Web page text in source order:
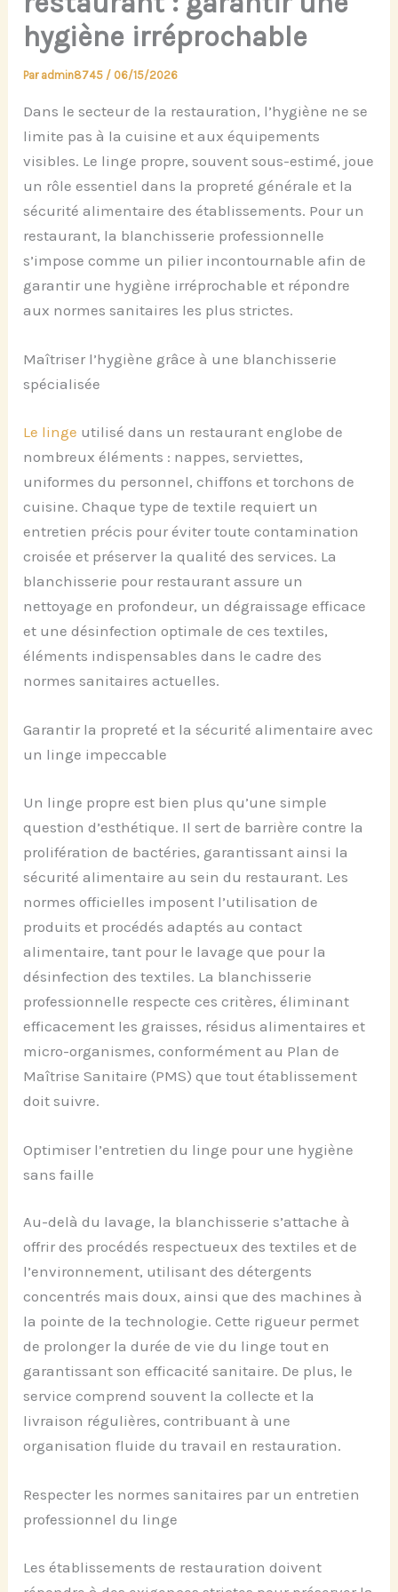
hygiène irréprochable
Par admin8745 / 06/15/2026
Dans le secteur de la restauration, l’hygiène ne se
limite pas à la cuisine et aux équipements
visibles. Le linge propre, souvent sous-estimé, joue
un rôle essentiel dans la propreté générale et la
sécurité alimentaire des établissements. Pour un
restaurant, la blanchisserie professionnelle
s’impose comme un pilier incontournable afin de
garantir une hygiène irréprochable et répondre
aux normes sanitaires les plus strictes.
Maîtriser l’hygiène grâce à une blanchisserie
spécialisée
Le linge utilisé dans un restaurant englobe de
nombreux éléments : nappes, serviettes,
uniformes du personnel, chiffons et torchons de
cuisine. Chaque type de textile requiert un
entretien précis pour éviter toute contamination
croisée et préserver la qualité des services. La
blanchisserie pour restaurant assure un
nettoyage en profondeur, un dégraissage efficace
et une désinfection optimale de ces textiles,
éléments indispensables dans le cadre des
normes sanitaires actuelles.
Garantir la propreté et la sécurité alimentaire avec
un linge impeccable
Un linge propre est bien plus qu’une simple
question d’esthétique. Il sert de barrière contre la
prolifération de bactéries, garantissant ainsi la
sécurité alimentaire au sein du restaurant. Les
normes officielles imposent l’utilisation de
produits et procédés adaptés au contact
alimentaire, tant pour le lavage que pour la
désinfection des textiles. La blanchisserie
professionnelle respecte ces critères, éliminant
efficacement les graisses, résidus alimentaires et
micro-organismes, conformément au Plan de
Maîtrise Sanitaire (PMS) que tout établissement
doit suivre.
Optimiser l’entretien du linge pour une hygiène
sans faille
Au-delà du lavage, la blanchisserie s’attache à
offrir des procédés respectueux des textiles et de
l’environnement, utilisant des détergents
concentrés mais doux, ainsi que des machines à
la pointe de la technologie. Cette rigueur permet
de prolonger la durée de vie du linge tout en
garantissant son efficacité sanitaire. De plus, le
service comprend souvent la collecte et la
livraison régulières, contribuant à une
organisation fluide du travail en restauration.
Respecter les normes sanitaires par un entretien
professionnel du linge
Les établissements de restauration doivent